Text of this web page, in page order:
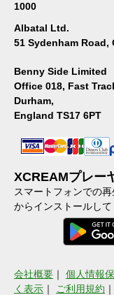
1000
Albatal Ltd.
51 Sydenham Road,
Benny Side Limited
Office 018, Fast
Durham,
England TS17 6PT
XCREAMプレー
スマートフォンでの
からインストールして
会社概要 ｜ 個人情報
く表示 ｜ ご利用規約 ｜